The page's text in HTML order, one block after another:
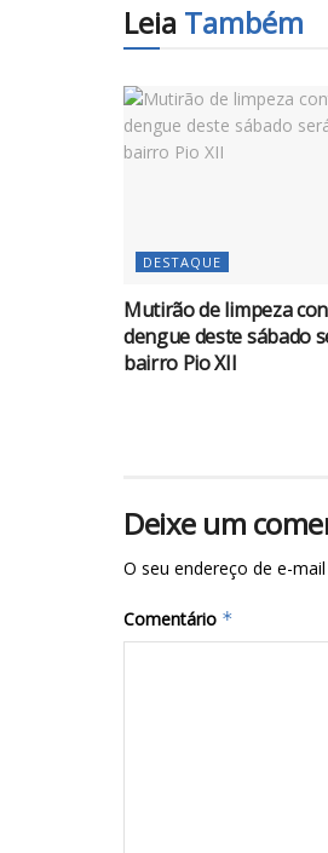
Leia Também
DESTAQUE
Mutirão de limpeza
dengue deste sábado
bairro Pio XII
Deixe um
O seu endereço de e-
Comentário *